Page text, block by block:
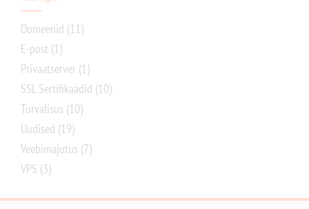
Domeenid (11)
E-post (1)
Privaatserver (1)
SSL Sertifikaadid (10)
Turvalisus (10)
Uudised (19)
Veebimajutus (7)
VPS (3)